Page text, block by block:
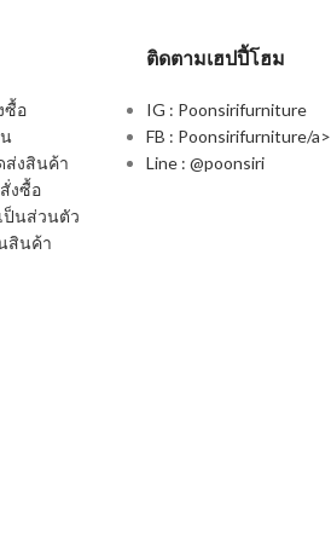
ซื้อ
ส่งสินค้า
งซื้อ
ป็นส่วนตัว
สินค้า
ติดตามเฮปปี้โฮม
IG : Poonsirifurniture
FB : Poonsirifurniture/a>
Line : @poonsiri